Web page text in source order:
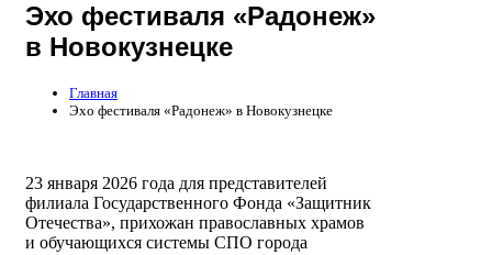
Эхо фестиваля «Радонеж»
в Новокузнецке
Главная
Эхо фестиваля «Радонеж» в Новокузнецке
23 января 2026 года для представителей
филиала Государственного Фонда «Защитник
Отечества», прихожан православных храмов
и обучающихся системы СПО города